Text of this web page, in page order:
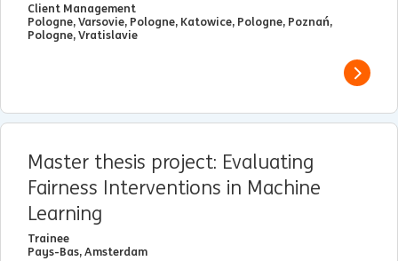
Client Management
Pologne, Varsovie, Pologne, Katowice, Pologne, Poznań,
Pologne, Vratislavie
View
Master thesis project: Evaluating
Fairness Interventions in Machine
Learning
Trainee
Pays-Bas, Amsterdam